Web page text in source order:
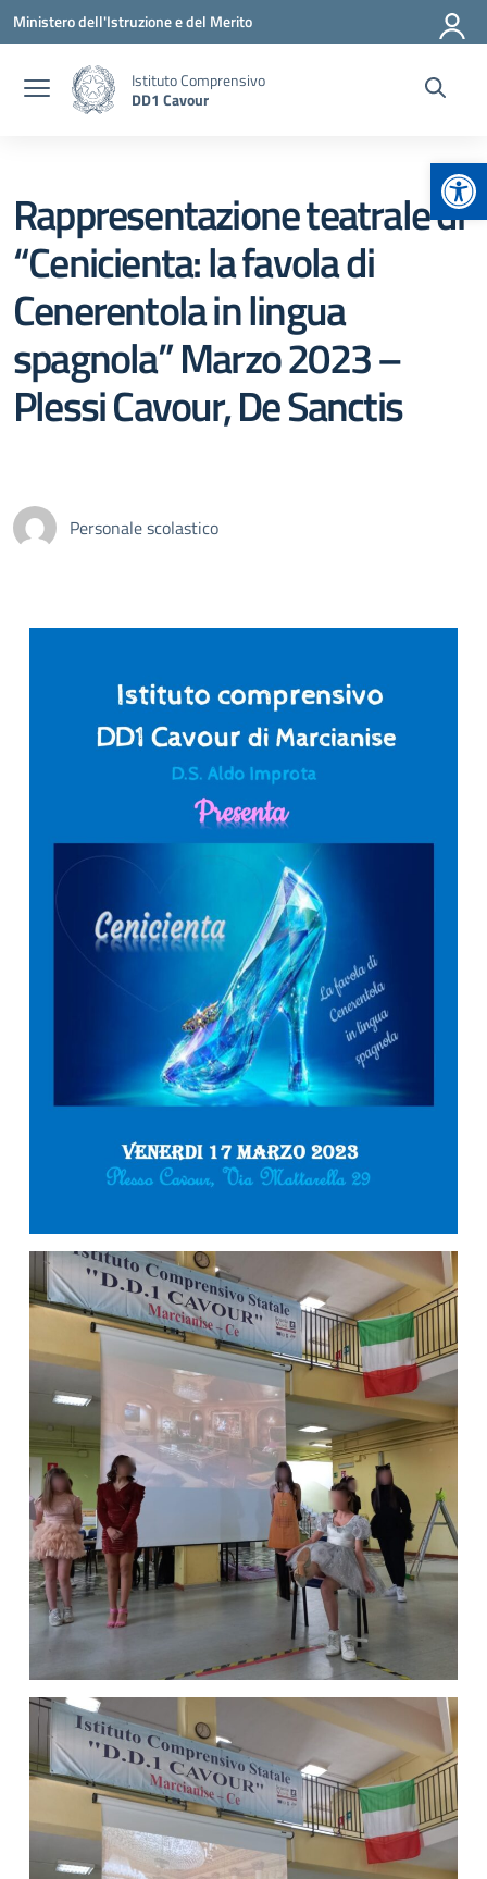
Vai ai contenuti
Vai al menu di navigazione
Vai al footer
Ministero dell'Istruzione e del Merito
Istituto Comprensivo
DD1 Cavour
Rappresentazione teatrale di
“Cenicienta: la favola di
Cenerentola in lingua
spagnola” Marzo 2023 –
Plessi Cavour, De Sanctis
Personale scolastico